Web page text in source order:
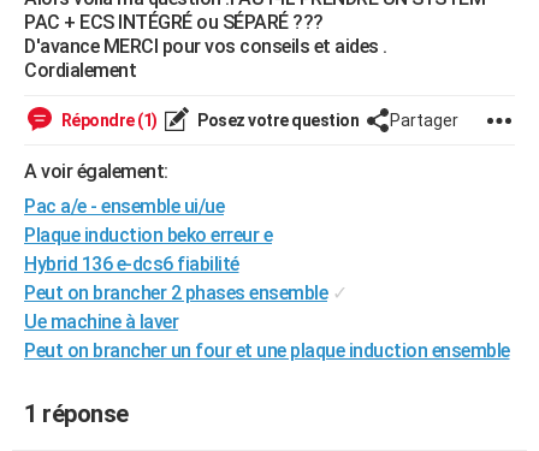
Destinations
City break
Voyage nature
Voyage de noces
Forum
Climat
+PHOTO
GUIDES D'ACHAT
BONS PLANS
CARTE DE VOEUX
Carte de Noël
Carte Bonne année
Carte Saint-Valentin
Carte Pâques
Carte d'anniversaire
DICTIONNAIRE
Dictionnaire
Biographies
Citations
Expressions
Proverbes
PROGRAMME TV
S'inscrire
Se connecter
Lycées
Collèges
Primaires
Universités
Entreprises
Service militaire
Avis de recherche
AVIS DE DÉCÈS
FORUM
PAC + ECS INTÉGRÉ ou SÉPARÉ ???
D'avance MERCI pour vos conseils et aides .
Cordialement
Répondre (1) Posez votre question Partager
A voir également:
Pac a/e - ensemble ui/ue
Plaque induction beko erreur e
Hybrid 136 e-dcs6 fiabilité
Peut on brancher 2 phases ensemble ✓
Ue machine à laver
Peut on brancher un four et une plaque induction ensemble
1 réponse